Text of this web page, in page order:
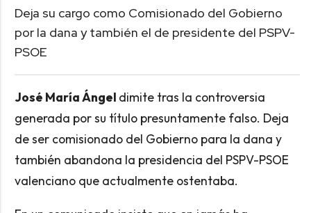
Deja su cargo como Comisionado del Gobierno
por la dana y también el de presidente del PSPV-
PSOE
José María Ángel dimite tras la controversia
generada por su título presuntamente falso. Deja
de ser comisionado del Gobierno para la dana y
también abandona la presidencia del PSPV-PSOE
valenciano que actualmente ostentaba.